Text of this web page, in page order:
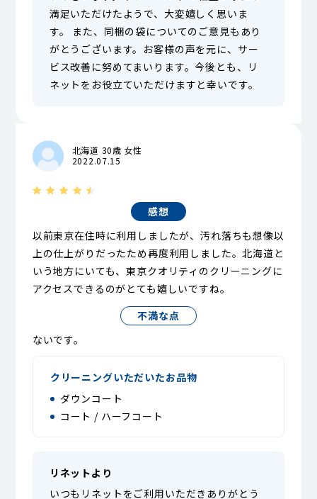
満足いただけたようで、大変嬉しく思いま
す。 また、同梱の袋についてのご意見もあり
がとうございます。お客様の声を元に、サー
ビス改善に努めてまいります。今後とも、リ
ネットをお役立ていただけますと幸いです。
北海道 30歳 女性
2022.07.15
感想
以前東京在住時に利用しましたが、汚れ落ちも想像以
上の仕上がりだったため再度利用しました。北海道と
いう地方にいても、東京クオリティのクリーニングに
アクセスできるのがとても嬉しいですね。
不満な点
ないです。
クリーニングいただいたお品物
ダウンコート
コート / ハーフコート
リネットより
いつもリネットをご利用いただきありがとう